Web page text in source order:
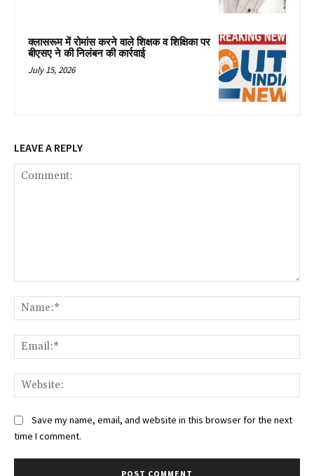
क्लासरूम में रोमांस करने वाले शिक्षक व शिक्षिका पर
बीएसए ने की निलंबन की कार्रवाई
July 15, 2026
LEAVE A REPLY
Save my name, email, and website in this browser for the next
time I comment.